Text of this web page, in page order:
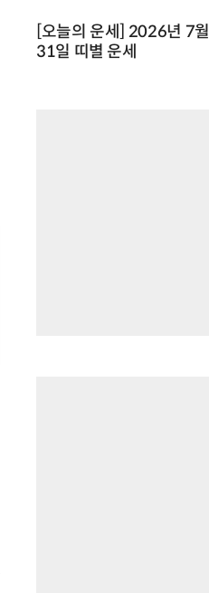
[오늘의 운세] 2026년 7월
31일 띠별 운세